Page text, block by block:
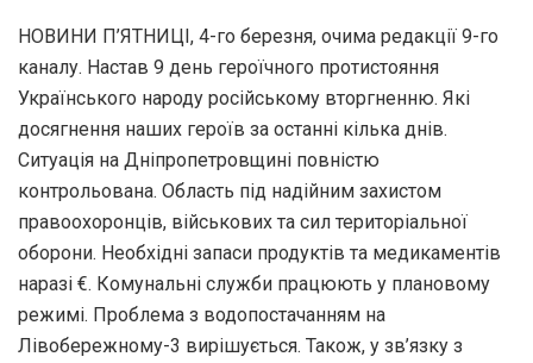
НОВИНИ П’ЯТНИЦІ, 4-го березня, очима редакції 9-го
каналу. Настав 9 день героїчного протистояння
Українського народу російському вторгненню. Які
досягнення наших героїв за останні кілька днів.
Ситуація на Дніпропетровщині повністю
контрольована. Область під надійним захистом
правоохоронців, військових та сил теритоpiальної
оборони. Необхідні запаси продуктів та медикаментів
наразі €. Комунальні служби працюють у плановому
режимі. Проблема з водопостачанням на
Лівобережному-3 вирішується. Також, у зв’язку з